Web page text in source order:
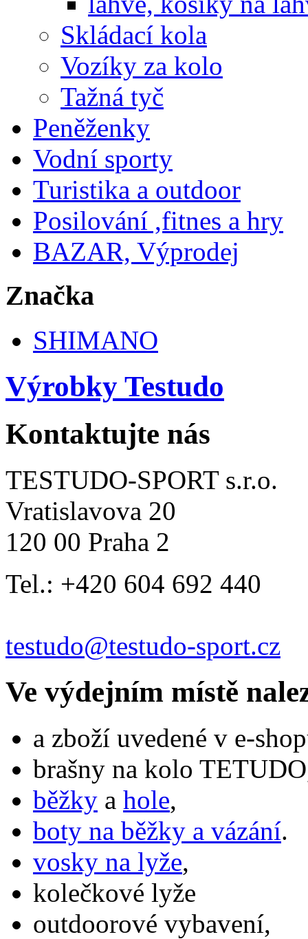
Skládací kola
Vozíky za kolo
Tažná tyč
Peněženky
Vodní sporty
Turistika a outdoor
Posilování ,fitnes a hry
BAZAR, Výprodej
Značka
SHIMANO
Výrobky Testudo
Kontaktujte nás
TESTUDO-SPORT s.r.o.
Vratislavova 20
120 00 Praha 2
Tel.: +420 604 692 440
testudo@testudo-sport.cz
Ve výdejním místě
a zboží uvedené v e-
brašny na kolo
běžky a hole,
boty na běžky a vázání.
vosky na lyže,
kolečkové lyže
outdoorové vybavení,